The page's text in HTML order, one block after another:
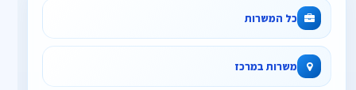
כל המשרות
משרות במרכז